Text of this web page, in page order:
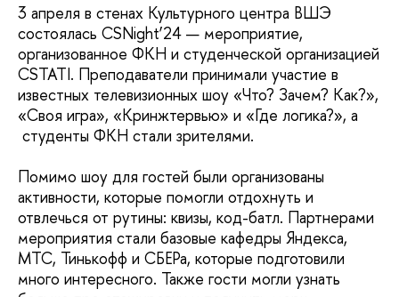
3 апреля в стенах Культурного центра ВШЭ
состоялась CSNight’24 — мероприятие,
организованное ФКН и студенческой организацией
CSTATI. Преподаватели принимали участие в
известных телевизионных шоу «Что? Зачем? Как?»,
«Своя игра», «Кринжтервью» и «Где логика?», а
студенты ФКН стали зрителями.
Помимо шоу для гостей были организованы
активности, которые помогли отдохнуть и
отвлечься от рутины: квизы, код-батл. Партнерами
мероприятия стали базовые кафедры Яндекса,
МТС, Тинькофф и CБЕРа, которые подготовили
много интересного. Также гости могли узнать